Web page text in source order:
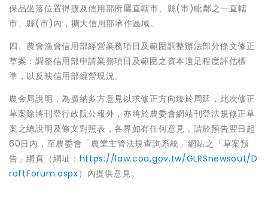
保品坐落位置得擴及信用部所屬直轄市、縣(市)毗鄰之一直轄
市、縣(市)內，擴大信用部承作區域。
四、農會漁會信用部經營業務項目及範圍調整辦法部分條文修正
草案：調整信用部申請業務項目及範圍之資本適足程度評估標
準，以反映信用部經營現況。
農金局說明，為廣納多方意見以求修正方向臻於周延，此次修正
草案除將刊登行政院公報外，亦將於農委會網站刊登法規修正草
案之總說明及條文對照表，各界如有任何意見，請於預告翌日起
60日內，至農委會「農業主管法規查詢系統」網站之「草案預
告」網頁（網址： https://law.coa.gov.tw/GLRSnewsout/D
raftForum.aspx）內提供意見。